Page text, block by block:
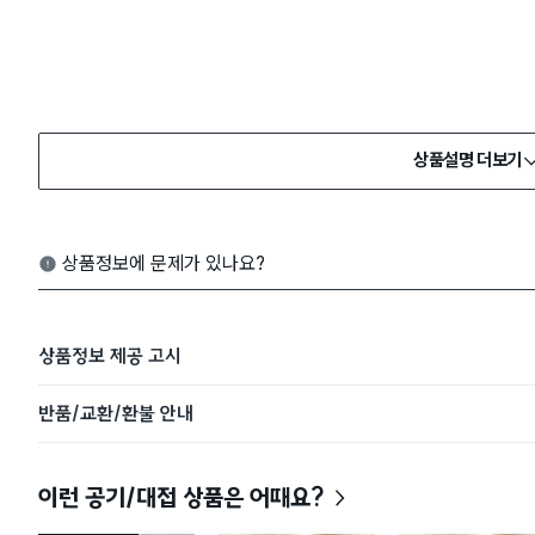
상품설명 더보기
상품정보에 문제가 있나요?
상품정보 제공 고시
반품/교환/환불 안내
이런 공기/대접 상품은 어때요?